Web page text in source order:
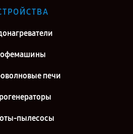
Polaris Vega SLR 80V в г. Москва
Polaris Vega SLR 80V в г. Санкт-
печи
пылесосы